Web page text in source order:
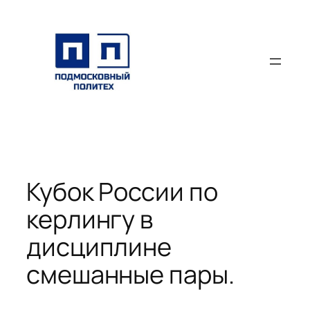
содержимому
Кубок России по
керлингу в
дисциплине
смешанные пары.